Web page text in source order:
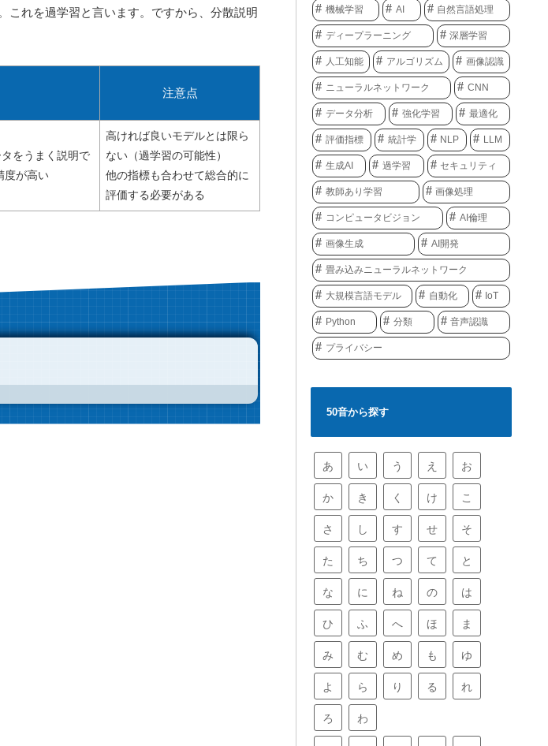
これを過学習と言います。ですから、分散説明
注意点
をうまく説明で
度が高い
高ければ良いモデルとは限ら
ない（過学習の可能性）
他の指標も合わせて総合的に
評価する必要がある
機械学習 AI 自然言語処理
ディープラーニング 深層学習
人工知能 アルゴリズム 画像認識
ニューラルネットワーク CNN
データ分析 強化学習 最適化
評価指標 統計学 NLP LLM
生成AI 過学習 セキュリティ
教師あり学習 画像処理
コンピュータビジョン AI倫理
画像生成 AI開発
畳み込みニューラルネットワーク
大規模言語モデル 自動化 IoT
Python 分類 音声認識
プライバシー
50音から探す
あ い う え お
か き く け こ
さ し す せ そ
た ち つ て と
な に ね の は
ひ ふ へ ほ ま
み む め も ゆ
よ ら り る れ
ろ わ